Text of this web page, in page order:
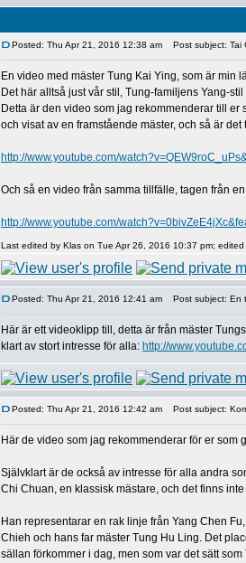
Posted: Thu Apr 21, 2016 12:38 am Post subject: Tai
En video med mäster Tung Kai Ying, som är min
Det här alltså just vår stil, Tung-familjens Yang-
Detta är den video som jag rekommenderar till
och visat av en framstående mäster, och så är
http://www.youtube.com/
Och så en video från samma tillfälle, tagen från
http://www.youtube.com/
Last edited by Klas on Tue Apr 26, 2016 10:37 pm;
Posted: Thu Apr 21, 2016 12:41 am Post subject: En
Här är ett videoklipp till, detta är från mäster
klart av stort intresse för alla: http://
Posted: Thu Apr 21, 2016 12:42 am Post subject:
Här de video som jag rekommenderar för er som
Självklart är de också av intresse för alla andra
Chi Chuan, en klassisk mästare, och det finns
Han representarar en rak linje från Yang Chen
Chieh och hans far mäster Tung Hu Ling. Det
sällan förkommer i dag, men som var det sätt